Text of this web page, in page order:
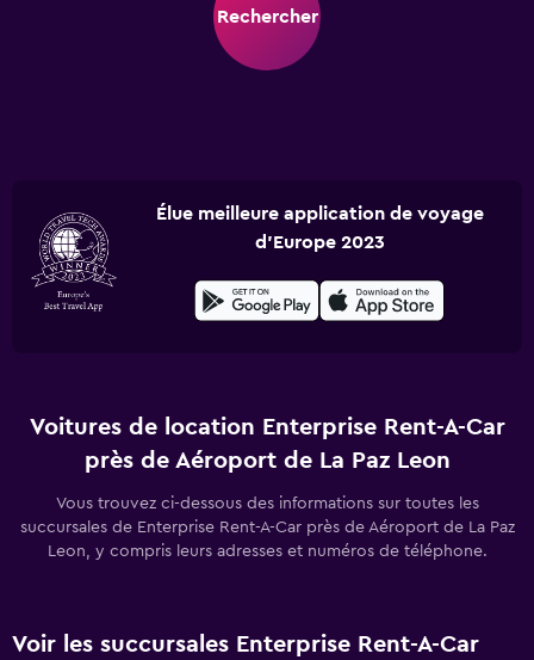
Rechercher
Élue meilleure application de voyage
d'Europe 2023
Voitures de location Enterprise Rent-A-Car
près de Aéroport de La Paz Leon
Vous trouvez ci-dessous des informations sur toutes les
succursales de Enterprise Rent-A-Car près de Aéroport de La Paz
Leon, y compris leurs adresses et numéros de téléphone.
Voir les succursales Enterprise Rent-A-Car